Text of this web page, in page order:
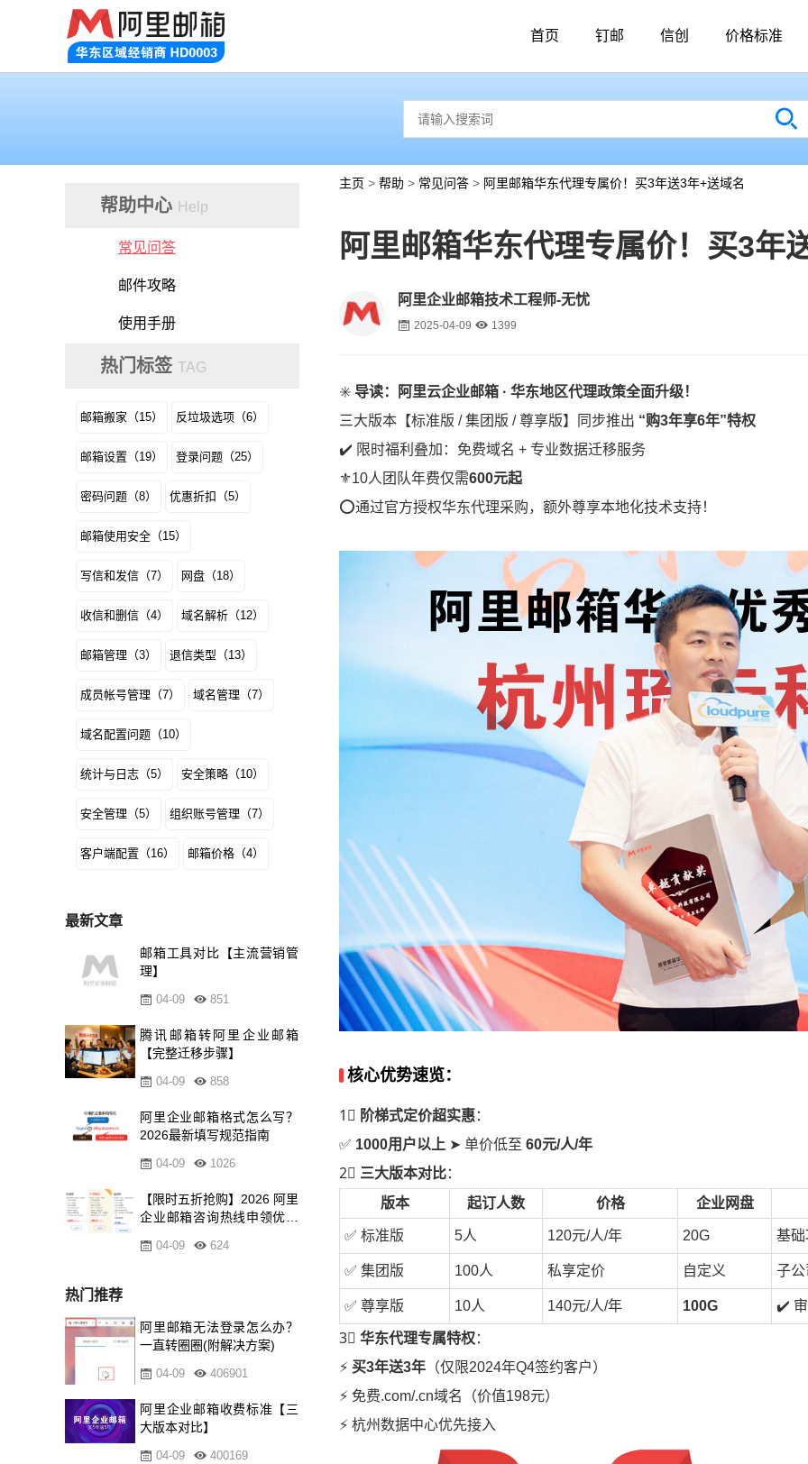
首页 钉邮 信创 价格标准
主页 > 帮助 > 常见问答 > 阿里邮箱华东代理专属价！买3年送3年+送域名
阿里邮箱华东代理专属价！买3年
阿里企业邮箱技术工程师-无忧
2025-04-09 1399
✳️ 导读：阿里云企业邮箱 · 华东地区代理政策全面升级！
三大版本【标准版 / 集团版 / 尊享版】同步推出 “购3年享6年”特权
✔️ 限时福利叠加：免费域名 + 专业数据迁移服务
⚜️10人团队年费仅需600元起
⭕通过官方授权华东代理采购，额外尊享本地化技术支持！
核心优势速览：
1⃣ 阶梯式定价超实惠：
✅ 1000用户以上 ➤ 单价低至 60元/人/年
2⃣ 三大版本对比：
版本
起订人数 价格 企业网盘
✅ 标准版 5人 120元/人/年 20G 基
✅ 集团版 100人 私享定价 自定义 子
✅ 尊享版 10人 140元/人/年 100G ✔️ 审
3⃣ 华东代理专属特权：
⚡ 买3年送3年 （仅限2024年Q4签约客户）
⚡ 免费.com/.cn域名（价值198元）
⚡ 杭州数据中心优先接入
帮助中心 Help
常见问答
邮件攻略
使用手册
热门标签 TAG
邮箱搬家（15） 反垃圾选项（6）
邮箱设置（19） 登录问题（25）
密码问题（8） 优惠折扣（5）
邮箱使用安全（15）
写信和发信（7） 网盘（18）
收信和删信（4） 域名解析（12）
邮箱管理（3） 退信类型（13）
成员帐号管理（7） 域名管理（7）
域名配置问题（10）
统计与日志（5） 安全策略（10）
安全管理（5） 组织账号管理（7）
客户端配置（16） 邮箱价格（4）
最新文章
邮箱工具对比【主流营销管
理】
04-09 851
腾讯邮箱转阿里企业邮箱
【完整迁移步骤】
04-09 858
阿里企业邮箱格式怎么写？
2026最新填写规范指南
04-09 1026
【限时五折抢购】2026 阿里
企业邮箱咨询热线申领优惠
04-09 624
热门推荐
阿里邮箱无法登录怎么办？
一直转圈圈(附解决方案)
04-09 406901
阿里企业邮箱收费标准【三
大版本对比】
04-09 400169